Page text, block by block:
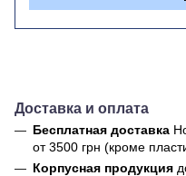
Доставка и оплата
Бесплатная доставка
от 3500 грн (кроме
Корпусная продукция